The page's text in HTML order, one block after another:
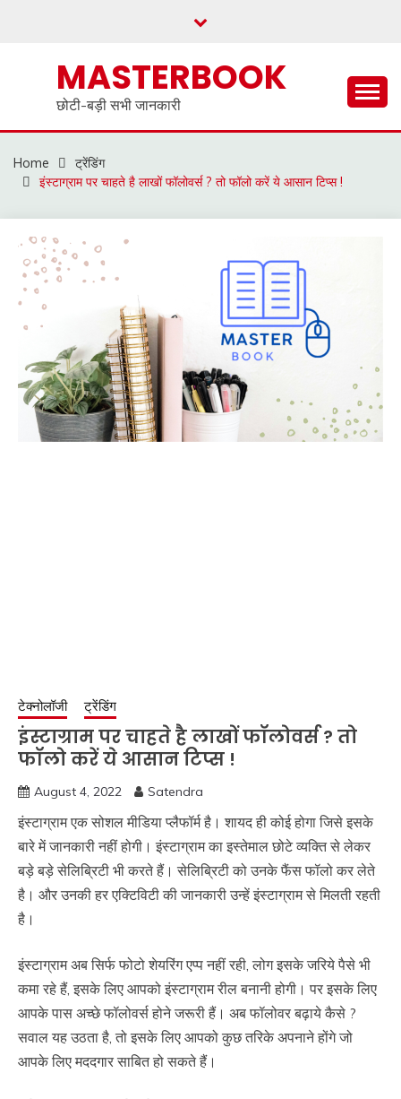
MASTERBOOK
छोटी-बड़ी सभी जानकारी
Home
ट्रेंडिंग
इंस्टाग्राम पर चाहते है लाखों फॉलोवर्स ? तो फॉलो करें ये आसान टिप्स !
टेक्नोलॉजी ट्रेंडिंग
इंस्टाग्राम पर चाहते है लाखों फॉलोवर्स ? तो
फॉलो करें ये आसान टिप्स !
August 4, 2022 Satendra
इंस्टाग्राम एक सोशल मीडिया प्लैफॉर्म है। शायद ही कोई होगा जिसे इसके
बारे में जानकारी नहीं होगी। इंस्टाग्राम का इस्तेमाल छोटे व्यक्ति से लेकर
बड़े बड़े सेलिब्रिटी भी करते हैं। सेलिब्रिटी को उनके फैंस फॉलो कर लेते
है। और उनकी हर एक्टिविटी की जानकारी उन्हें इंस्टाग्राम से मिलती रहती
है।
इंस्टाग्राम अब सिर्फ फोटो शेयरिंग एप्प नहीं रही, लोग इसके जरिये पैसे भी
कमा रहे हैं, इसके लिए आपको इंस्टाग्राम रील बनानी होगी। पर इसके लिए
आपके पास अच्छे फॉलोवर्स होने जरूरी हैं। अब फॉलोवर बढ़ाये कैसे ?
सवाल यह उठता है, तो इसके लिए आपको कुछ तरिके अपनाने होंगे जो
आपके लिए मददगार साबित हो सकते हैं।